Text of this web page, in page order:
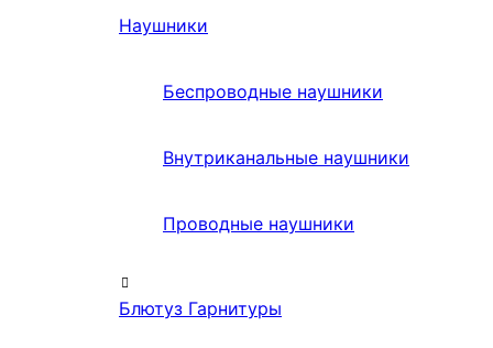
Наушники
Беспроводные наушники
Внутриканальные наушники
Проводные наушники
Блютуз Гарнитуры